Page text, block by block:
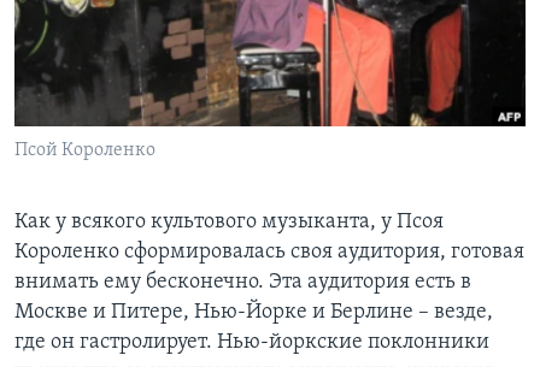
Learning English
СОЦИАЛЬНЫЕ СЕТИ
Языки
Псой Короленко
Как у всякого культового музыканта, у Псоя
Короленко сформировалась своя аудитория, готовая
внимать ему бесконечно. Эта аудитория есть в
Москве и Питере, Нью-Йорке и Берлине – везде,
где он гастролирует. Нью-йоркские поклонники